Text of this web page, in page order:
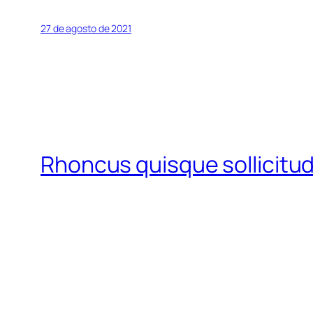
27 de agosto de 2021
Rhoncus quisque